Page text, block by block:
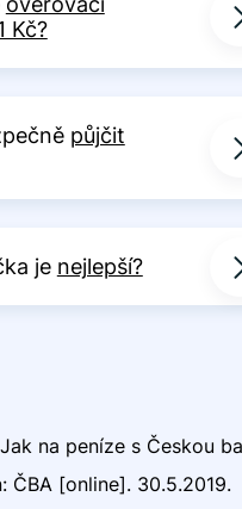
Kč?
půjčit
je nejlepší?
Jak na peníze s Českou
ČBA [online]. 30.5.2019.